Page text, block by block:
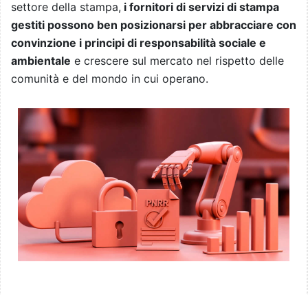
settore della stampa, i fornitori di servizi di stampa
gestiti possono ben posizionarsi per abbracciare con
convinzione i principi di responsabilità sociale e
ambientale e crescere sul mercato nel rispetto delle
comunità e del mondo in cui operano.